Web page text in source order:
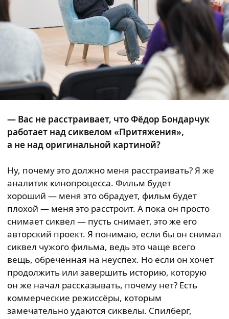
— Вас не расстраивает, что Фёдор Бондарчук
работает над сиквелом «Притяжения»,
а не над оригинальной картиной?
Ну, почему это должно меня расстраивать? Я же
аналитик кинопроцесса. Фильм будет
хороший — меня это обрадует, фильм будет
плохой — меня это расстроит. А пока он просто
снимает сиквел — пусть снимает, это же его
авторский проект. Я понимаю, если бы он снимал
сиквел чужого фильма, ведь это чаще всего
вещь, обречённая на неуспех. Но если он хочет
продолжить или завершить историю, которую
он же начал рассказывать, почему нет? Есть
коммерческие режиссёры, которым
замечательно удаются сиквелы. Спилберг,